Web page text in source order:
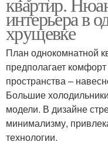
интерьера в
хрущевке
План однокомнатной
предполагает
пространства –
Большие
модели. В дизайне
минимализму,
технологии.